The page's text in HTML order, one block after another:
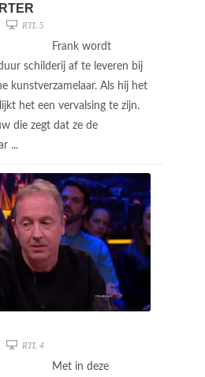
RTL 5
Frank wordt
schilderij af te leveren bij
kunstverzamelaar. Als hij het
het een vervalsing te zijn.
die zegt dat ze de
...
RTL 4
Met in deze